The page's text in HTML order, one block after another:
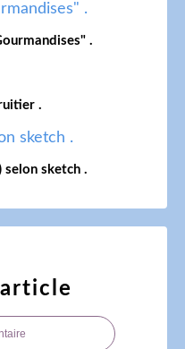
.
.
selon sketch .